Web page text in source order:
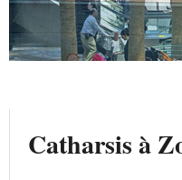
Catharsis à